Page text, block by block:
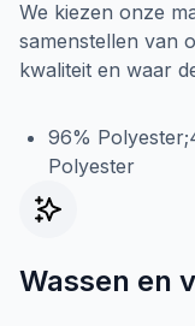
We kiezen onze
samenstellen van
kwaliteit en waar
96%
Polyester
Wassen en